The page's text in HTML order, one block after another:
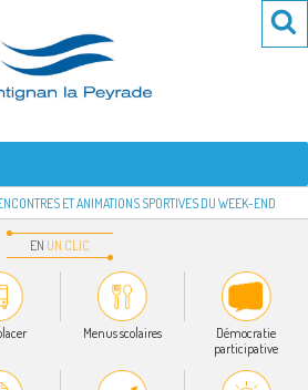
PEYRADE
ET ANIMATIONS SPORTIVES DU WEEK-END
EN UN CLIC
Menus scolaires
Démocratie
participative